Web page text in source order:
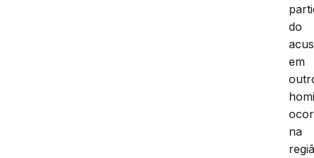
do
em
na